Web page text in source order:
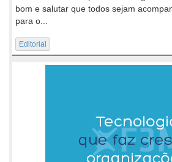
bom e salutar que todos sejam
para o...
Editorial